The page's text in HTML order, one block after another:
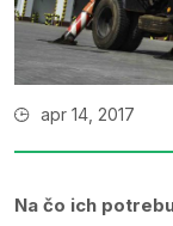
apr 14, 2017
Na čo ich